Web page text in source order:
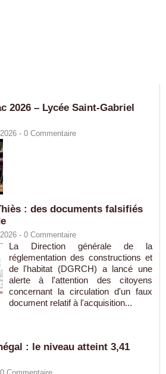
2026 – Lycée Saint-Gabriel
- 0 Commentaire
: des documents falsifiés
- 0 Commentaire
La Direction générale de la
réglementation des constructions et
de l'habitat (DGRCH) a lancé une
alerte à l'attention des citoyens
concernant la circulation d'un faux
document relatif à l'acquisition...
: le niveau atteint 3,41